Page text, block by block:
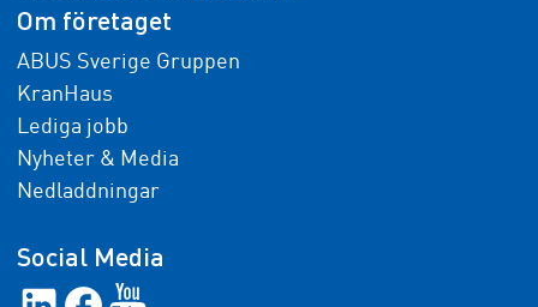
Om företaget
ABUS Sverige Gruppen
KranHaus
Lediga jobb
Nyheter & Media
Nedladdningar
Social Media